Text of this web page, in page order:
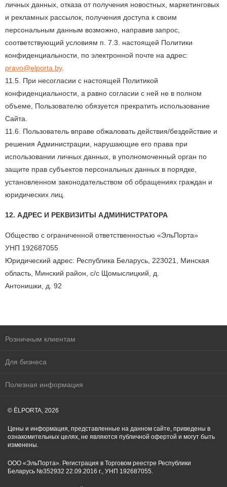
личных данных, отказа от получения новостных, маркетинговых
и рекламных рассылок, получения доступа к своим
персональным данным возможно, направив запрос,
соответствующий условиям п. 7.3. настоящей Политики
конфиденциальности, по электронной почте на адрес:
pravo@elporta.by.
11.5. При несогласии с настоящей Политикой
конфиденциальности, а равно согласии с ней не в полном
объеме, Пользователю обязуется прекратить использование
Сайта.
11.6. Пользователь вправе обжаловать действия/бездействие и
решения Администрации, нарушающие его права при
использовании личных данных, в уполномоченный орган по
защите прав субъектов персональных данных в порядке,
установленном законодательством об обращениях граждан и
юридических лиц.
12. АДРЕС И РЕКВИЗИТЫ АДМИНИСТРАТОРА
Общество с ограниченной ответственностью «ЭльПорта»
УНП 192687055
Юридический адрес: Республика Беларусь, 223021, Минская
область, Минский район, с/с Щомыслицкий, д.
Антонишки, д. 92
Розничным клиентам
Для бизнеса
Полезная информация
© ĒLPORTA, 2026
Цены и информация, представленные на данном сайте, приведены в
ознакомительных целях, не являются публичной офертой и могут быть
изменены.
ООО «ЭльПорта». Регистрация в Торговом реестре Республики
Беларусь №352932 22.09.2016 г., УНП 192687055.